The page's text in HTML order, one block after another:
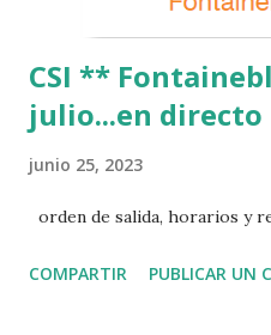
CSI **
julio...en directo
junio 25, 2023
orden de salida, horarios y
COMPARTIR PUBLICAR UN